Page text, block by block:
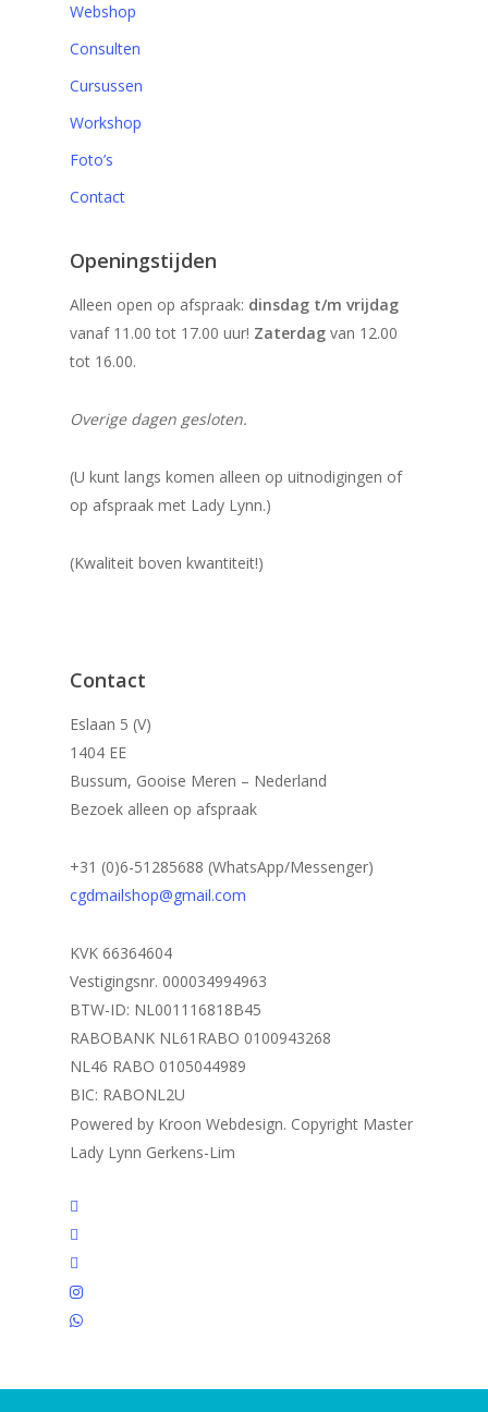
Webshop
Consulten
Cursussen
Workshop
Foto’s
Contact
Openingstijden
Alleen open op afspraak: dinsdag t/m vrijdag
vanaf 11.00 tot 17.00 uur! Zaterdag van 12.00
tot 16.00.
Overige dagen gesloten.
(U kunt langs komen alleen op uitnodigingen of
op afspraak met Lady Lynn.)
(Kwaliteit boven kwantiteit!)
Contact
Eslaan 5 (V)
1404 EE
Bussum, Gooise Meren – Nederland
Bezoek alleen op afspraak
+31 (0)6-51285688 (WhatsApp/Messenger)
cgdmailshop@gmail.com
KVK 66364604
Vestigingsnr. 000034994963
BTW-ID: NL001116818B45
RABOBANK NL61RABO 0100943268
NL46 RABO 0105044989
BIC: RABONL2U
Powered by Kroon Webdesign. Copyright Master
Lady Lynn Gerkens-Lim
twitter
facebook
linkedin
instagram
whatsapp